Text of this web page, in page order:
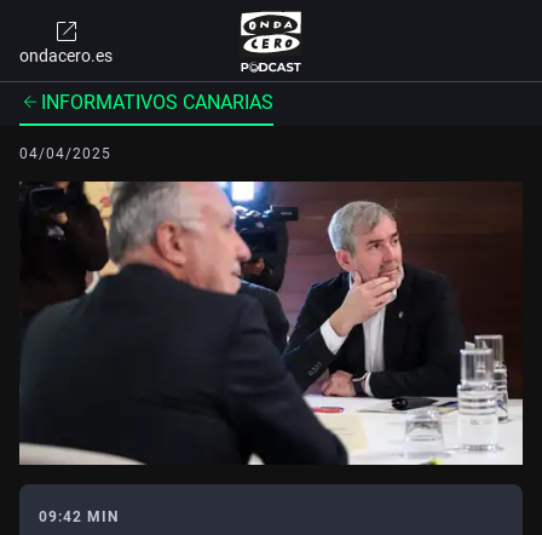
ondacero.es
INFORMATIVOS CANARIAS
04/04/2025
09:42 MIN